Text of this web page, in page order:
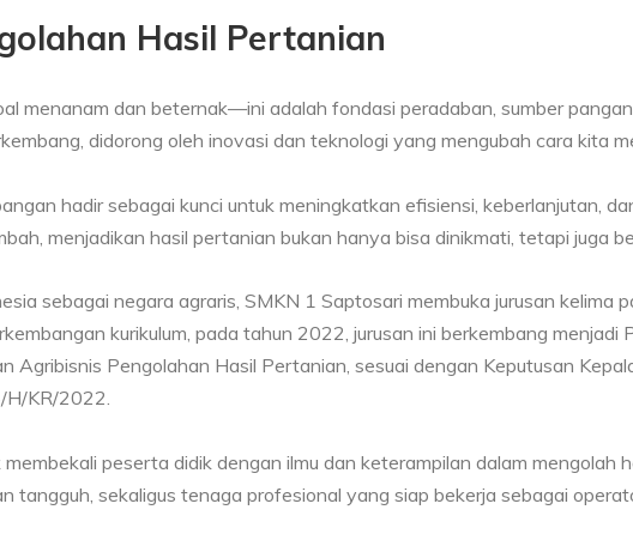
Hasil Pertanian
menanam dan beternak—ini adalah fondasi peradaban, sumber
didorong oleh inovasi dan teknologi yang mengubah cara kita
hadir sebagai kunci untuk meningkatkan efisiensi, keberlanjutan,
menjadikan hasil pertanian bukan hanya bisa dinikmati, tetapi juga
sebagai negara agraris, SMKN 1 Saptosari membuka jurusan
kurikulum, pada tahun 2022, jurusan ini berkembang
Agribisnis Pengolahan Hasil Pertanian, sesuai dengan Keputusan
H/KR/2022.
peserta didik dengan ilmu dan keterampilan dalam mengolah
tangguh, sekaligus tenaga profesional yang siap bekerja sebagai